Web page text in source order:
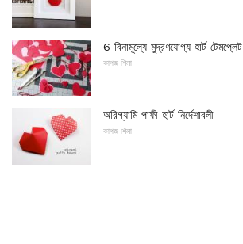
6 বিনামূল্যে মুদ্রণযোগ্য হার্ট টেমপ্লেট
কাগজ শিলা
অরিগ্যামি পাফী হার্ট নির্দেশাবলী
কাগজ শিলা